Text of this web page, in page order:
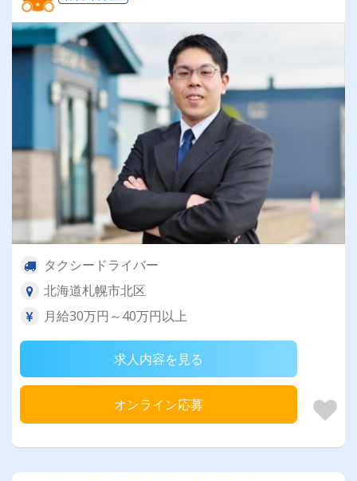
タクシードライバー
北海道札幌市北区
月給30万円～40万円以上
求人内容を見る
オンライン応募